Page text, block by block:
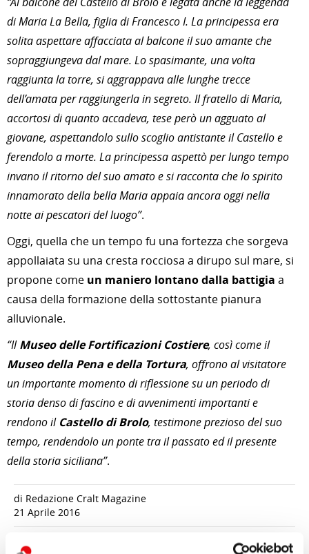
di Maria La Bella, figlia di Francesco I. La principessa era
solita aspettare affacciata al balcone il suo amante che
sopraggiungeva dal mare. Lo spasimante, una volta
raggiunta la torre, si aggrappava alle lunghe trecce
dell’amata per raggiungerla in segreto. Il fratello di Maria,
accortosi di quanto accadeva, tese però un agguato al
giovane, aspettandolo sullo scoglio antistante il Castello e
ferendolo a morte. La principessa aspettò per lungo tempo
invano il ritorno del suo amato e si racconta che lo spirito
innamorato della bella Maria appaia ancora oggi nella
notte ai pescatori del luogo”.
Oggi, quella che un tempo fu una fortezza che sorgeva
appollaiata su una cresta rocciosa a dirupo sul mare, si
propone come un maniero lontano dalla battigia a
causa della formazione della sottostante pianura
alluvionale.
“IlMuseo delle Fortificazioni Costiere, così come il
Museo della Pena e della Tortura, offrono al visitatore
un importante momento di riflessione su un periodo di
storia denso di fascino e di avvenimenti importanti e
rendono il Castello di Brolo, testimone prezioso del suo
tempo, rendendolo un ponte tra il passato ed il presente
della storia siciliana”.
di Redazione Cralt Magazine
21 Aprile 2016